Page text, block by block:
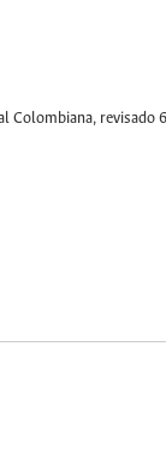
Colombiana, revisado